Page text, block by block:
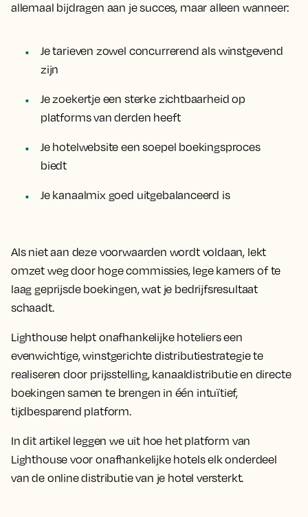
allemaal bijdragen aan je succes, maar alleen wanneer:
Je tarieven zowel concurrerend als winstgevend
zijn
Je zoekertje een sterke zichtbaarheid op
platforms van derden heeft
Je hotelwebsite een soepel boekingsproces
biedt
Je kanaalmix goed uitgebalanceerd is
Als niet aan deze voorwaarden wordt voldaan, lekt
omzet weg door hoge commissies, lege kamers of te
laag geprijsde boekingen, wat je bedrijfsresultaat
schaadt.
Lighthouse helpt onafhankelijke hoteliers een
evenwichtige, winstgerichte distributiestrategie te
realiseren door prijsstelling, kanaaldistributie en directe
boekingen samen te brengen in één intuïtief,
tijdbesparend platform.
In dit artikel leggen we uit hoe het platform van
Lighthouse voor onafhankelijke hotels elk onderdeel
van de online distributie van je hotel versterkt.